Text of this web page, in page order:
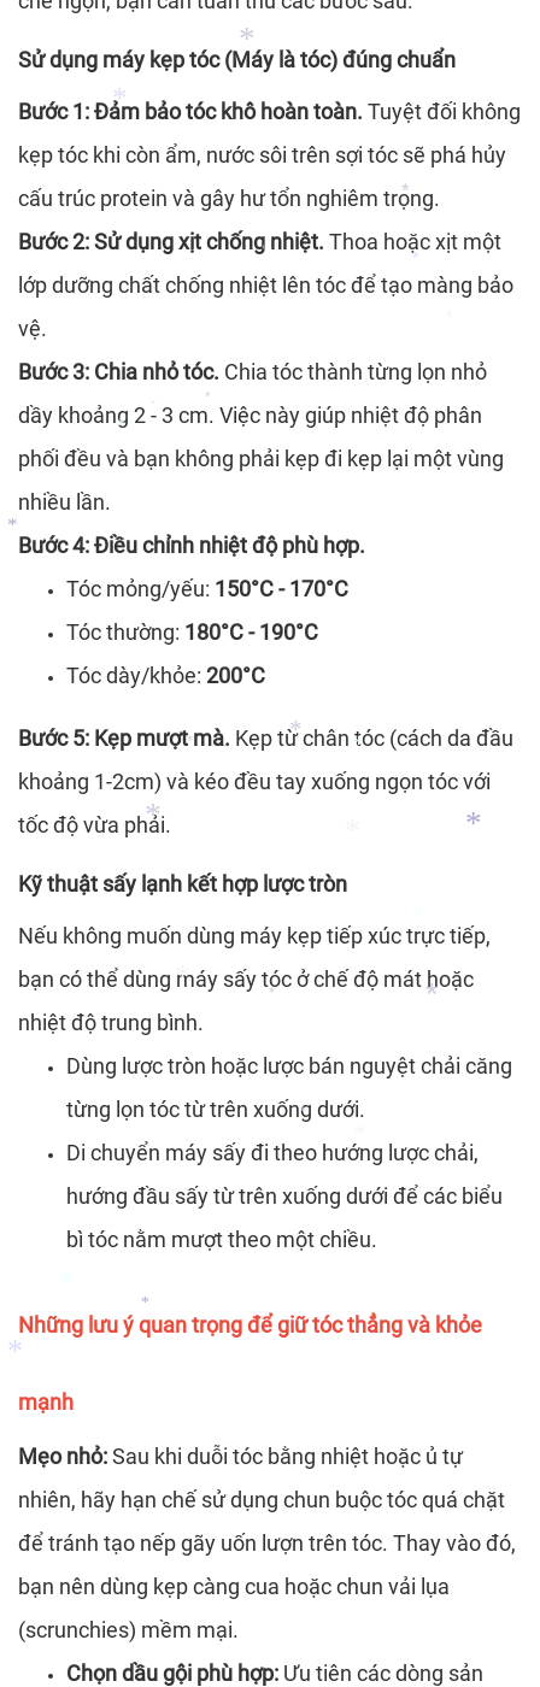
*
*
*
*
*
*
*
*
*
*
*
*
*
Sử dụng máy kẹp tóc (Máy là tóc) đúng chuẩn
Bước 1: Đảm bảo tóc khô hoàn toàn. Tuyệt đối không
kẹp tóc khi còn ẩm, nước sôi trên sợi tóc sẽ phá hủy
cấu trúc protein và gây hư tổn nghiêm trọng.
Bước 2: Sử dụng xịt chống nhiệt. Thoa hoặc xịt một
lớp dưỡng chất chống nhiệt lên tóc để tạo màng bảo
vệ.
Bước 3: Chia nhỏ tóc. Chia tóc thành từng lọn nhỏ
dầy khoảng 2 - 3 cm. Việc này giúp nhiệt độ phân
phối đều và bạn không phải kẹp đi kẹp lại một vùng
nhiều lần.
Bước 4: Điều chỉnh nhiệt độ phù hợp.
Tóc mỏng/yếu: 150°C - 170°C
Tóc thường: 180°C - 190°C
Tóc dày/khỏe: 200°C
Bước 5: Kẹp mượt mà. Kẹp từ chân tóc (cách da đầu
khoảng 1-2cm) và kéo đều tay xuống ngọn tóc với
tốc độ vừa phải.
Kỹ thuật sấy lạnh kết hợp lược tròn
Nếu không muốn dùng máy kẹp tiếp xúc trực tiếp,
bạn có thể dùng máy sấy tóc ở chế độ mát hoặc
nhiệt độ trung bình.
Dùng lược tròn hoặc lược bán nguyệt chải căng
từng lọn tóc từ trên xuống dưới.
Di chuyển máy sấy đi theo hướng lược chải,
hướng đầu sấy từ trên xuống dưới để các biểu
bì tóc nằm mượt theo một chiều.
Những lưu ý quan trọng để giữ tóc thẳng và khỏe
mạnh
Mẹo nhỏ:Sau khi duỗi tóc bằng nhiệt hoặc ủ tự
nhiên, hãy hạn chế sử dụng chun buộc tóc quá chặt
để tránh tạo nếp gãy uốn lượn trên tóc. Thay vào đó,
bạn nên dùng kẹp càng cua hoặc chun vải lụa
(scrunchies) mềm mại.
Chọn dầu gội phù hợp: Ưu tiên các dòng sản